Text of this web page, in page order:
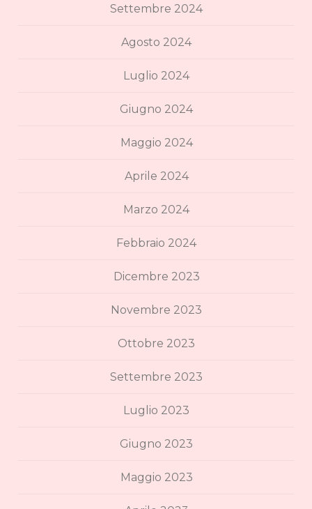
Settembre 2024
Agosto 2024
Luglio 2024
Giugno 2024
Maggio 2024
Aprile 2024
Marzo 2024
Febbraio 2024
Dicembre 2023
Novembre 2023
Ottobre 2023
Settembre 2023
Luglio 2023
Giugno 2023
Maggio 2023